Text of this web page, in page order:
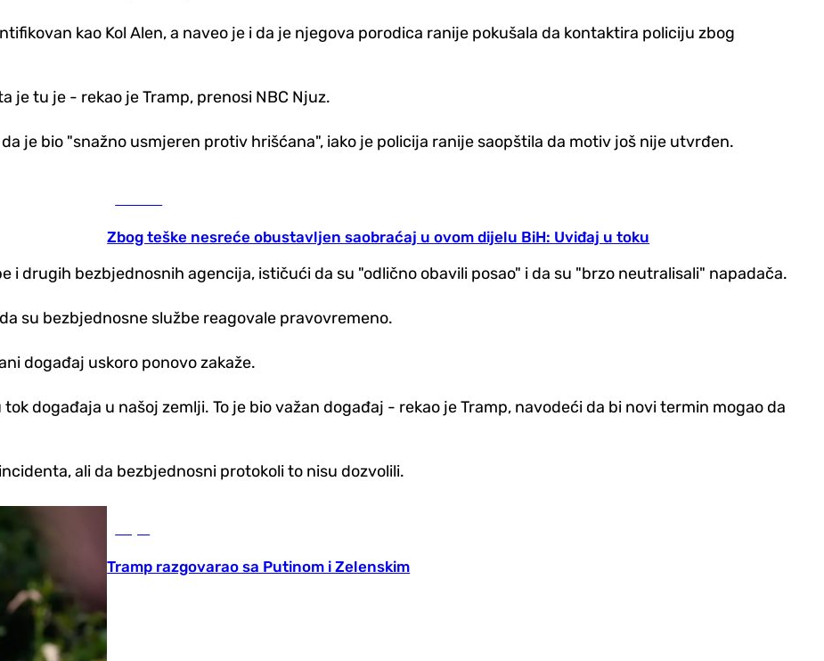
kao Kol Alen, a naveo je i da je njegova porodica ranije pokušala da kontaktira policiju zbog
je tu je - rekao je Tramp, prenosi NBC Njuz.
je bio "snažno usmjeren protiv hrišćana", iako je policija ranije saopštila da motiv još nije utvrđen.
Zbog teške nesreće obustavljen saobraćaj u ovom dijelu BiH: Uviđaj u toku
i drugih bezbjednosnih agencija, ističući da su "odlično obavili posao" i da su "brzo neutralisali" napadača.
su bezbjednosne službe reagovale pravovremeno.
događaj uskoro ponovo zakaže.
događaja u našoj zemlji. To je bio važan događaj - rekao je Tramp, navodeći da bi novi termin mogao da
ali da bezbjednosni protokoli to nisu dozvolili.
Tramp razgovarao sa Putinom i Zelenskim